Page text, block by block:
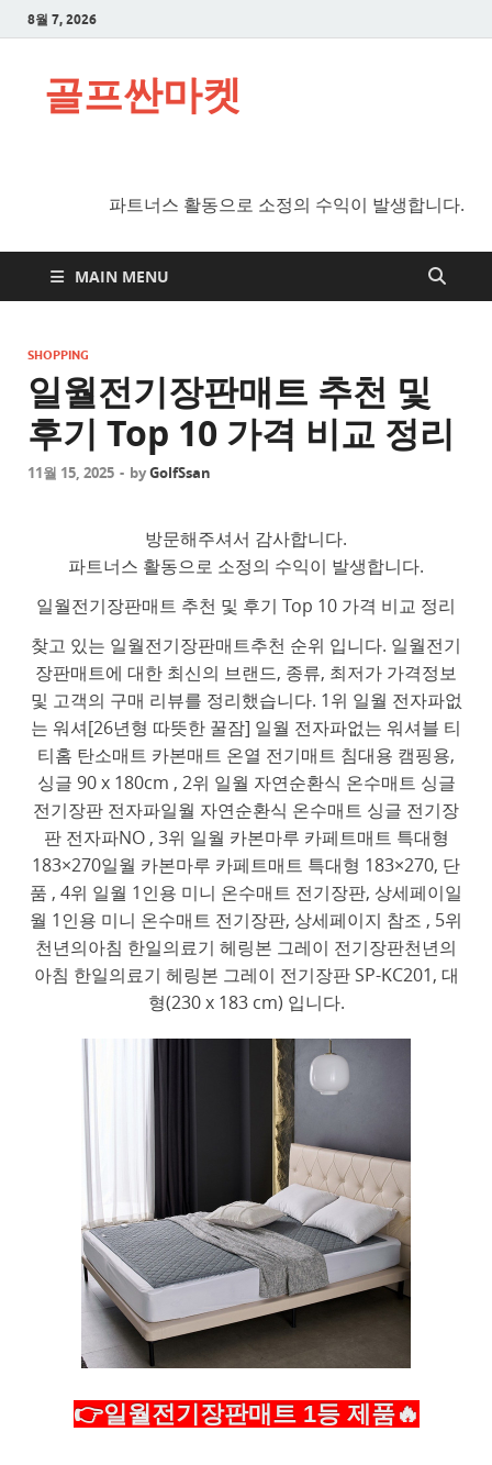
8월 7, 2026
골프싼마켓
파트너스 활동으로 소정의 수익이 발생합니다.
MAIN MENU
SHOPPING
일월전기장판매트 추천 및
후기 Top 10 가격 비교 정리
11월 15, 2025 - byGolfSsan
방문해주셔서 감사합니다.
파트너스 활동으로 소정의 수익이 발생합니다.
일월전기장판매트 추천 및 후기 Top 10 가격 비교 정리
찾고 있는 일월전기장판매트추천 순위 입니다. 일월전기
장판매트에 대한 최신의 브랜드, 종류, 최저가 가격정보
및 고객의 구매 리뷰를 정리했습니다. 1위 일월 전자파없
는 워셔[26년형 따뜻한 꿀잠] 일월 전자파없는 워셔블 티
티홈 탄소매트 카본매트 온열 전기매트 침대용 캠핑용,
싱글 90 x 180cm , 2위 일월 자연순환식 온수매트 싱글
전기장판 전자파일월 자연순환식 온수매트 싱글 전기장
판 전자파NO , 3위 일월 카본마루 카페트매트 특대형
183×270일월 카본마루 카페트매트 특대형 183×270, 단
품 , 4위 일월 1인용 미니 온수매트 전기장판, 상세페이일
월 1인용 미니 온수매트 전기장판, 상세페이지 참조 , 5위
천년의아침 한일의료기 헤링본 그레이 전기장판천년의
아침 한일의료기 헤링본 그레이 전기장판 SP-KC201, 대
형(230 x 183 cm) 입니다.
👉일월전기장판매트 1등 제품🔥